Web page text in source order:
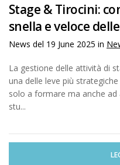
Stage & Tirocini:
snella e veloce
News del 19 June 2025 in
La gestione delle attività di
una delle leve più
solo a formare ma anche
stu...